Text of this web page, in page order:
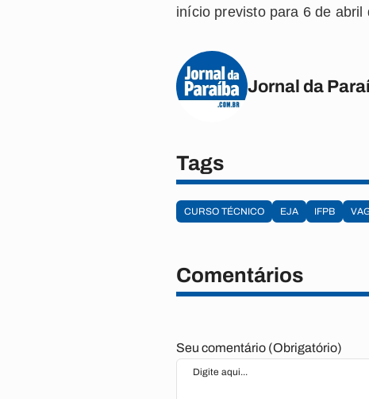
início previsto para 6 de abril
Jornal da
Tags
CURSO TÉCNICO EJA IFPB
Comentários
Seu comentário (Obrigatório)